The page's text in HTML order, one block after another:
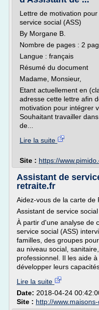
Lettre de motivation
service social (ASS)
By Morgane B.
Nombre de pages : 2
Langue : français
Résumé du document
Madame, Monsieur,
Etant actuellement en
adresse cette lettre afin
motivation pour intégrer
Souhaitant travailler
de...
Lire la suite
Site : https://
Assistant de
retraite.fr
Aidez-vous de la carte de
Assistant de service social
À partir d'une analyse de
service social (ASS)
familles, des groupes
au niveau social,
professionnel. Il les aide
développer leurs
Lire la suite
Date: 2018-04-24
Site : http://